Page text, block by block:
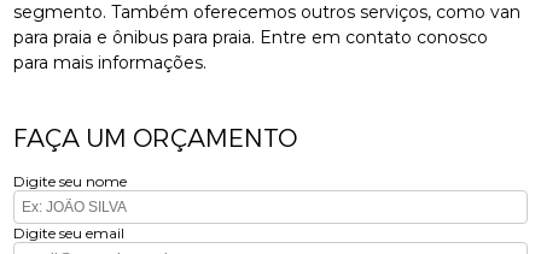
segmento. Também oferecemos outros serviços, como van
para praia e ônibus para praia. Entre em contato conosco
para mais informações.
FAÇA UM ORÇAMENTO
Digite seu nome
Digite seu email